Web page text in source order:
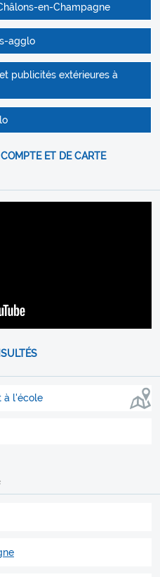
en-Champagne
agglo
publicités extérieures à
ET DE CARTE
à l'école